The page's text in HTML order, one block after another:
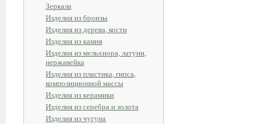
Зеркала
Изделия из бронзы
Изделия из дерева, кости
Изделия из камня
Изделия из мельхиора, латуни,
нержавейка
Изделия из пластика, гипса,
композиционной массы
Изделия из керамики
Изделия из серебра и золота
Изделия из чугуна